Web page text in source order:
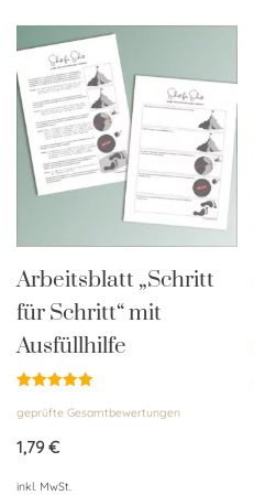
Arbeitsblatt „Schritt
für Schritt“ mit
Ausfüllhilfe
mit
von 5
geprüfte Gesamtbewertungen
1,79€
inkl. MwSt.